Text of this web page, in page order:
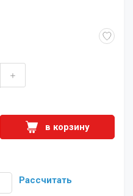
в корзину
Рассчитать